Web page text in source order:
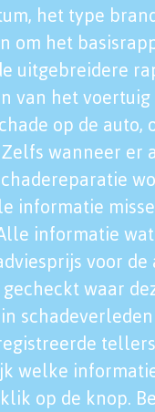
het type
om het
uitgebreidere
van het
op de auto,
wanneer er
informatie
informatie
voor de
waar
welke
op de knop.